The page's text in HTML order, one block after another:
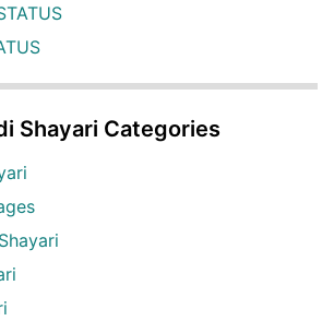
Shayari Categories